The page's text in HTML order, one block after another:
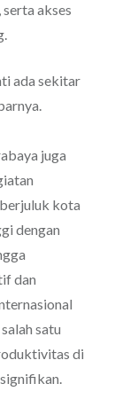
akses
ada sekitar
juga
kota
dengan
dan
satu
di